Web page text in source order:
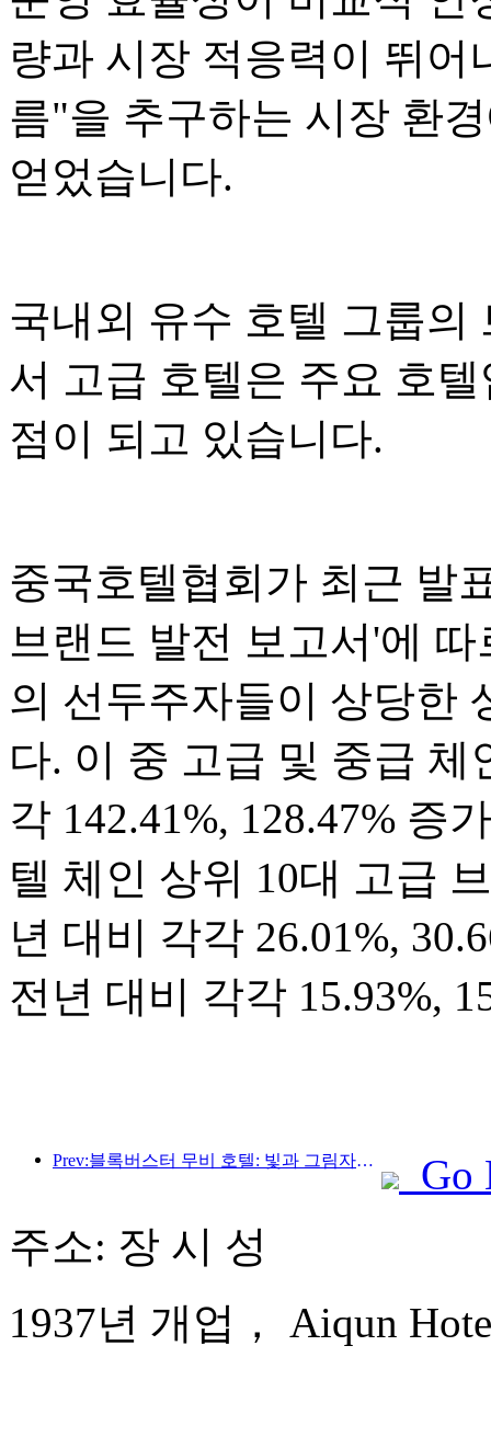
량과 시장 적응력이 뛰
름"을 추구하는 시장 환
얻었습니다.
국내외 유수 호텔 그룹의
서 고급 호텔은 주요 호
점이 되고 있습니다.
중국호텔협회가 최근 발
브랜드 발전 보고서'에
의 선두주자들이 상당한
다. 이 중 고급 및 중급 체
각 142.41%, 128.47% 증
텔 체인 상위 10대 고급
년 대비 각각 26.01%,
전년 대비 각각 15.93%,
Prev:블록버스터 무비 호텔: 빛과 그림자의 여정에 푹 빠진 블록버스터 무비 호텔은 새로운 여행 경험을 정의합니다.
Go
주소: 장 시 성
1937년 개업， Aiqun